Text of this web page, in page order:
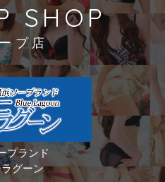
SHOP
プ店
プランド
グーン